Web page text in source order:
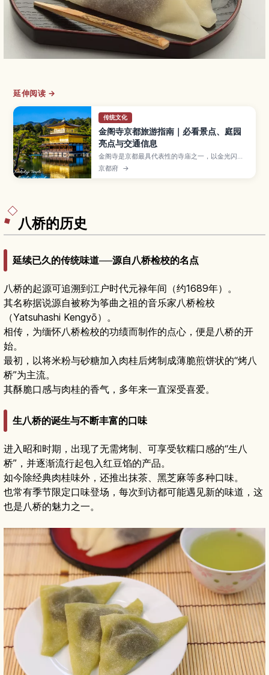
延伸阅读 →
传统文化
金阁寺京都旅游指南｜必看景点、庭园
亮点与交通信息
金阁寺是京都最具代表性的寺庙之一，以金光闪耀
的三层楼阁和倒映在池水中的景色闻名。本文将为
你介绍金阁寺的必看亮点、四季庭园风景、参观小
京都府 →
八桥的历史
延续已久的传统味道──源自八桥检校的名点
八桥的起源可追溯到江户时代元禄年间（约1689年）。
其名称据说源自被称为筝曲之祖的音乐家八桥检校
（Yatsuhashi Kengyō）。
相传，为缅怀八桥检校的功绩而制作的点心，便是八桥的开
始。
最初，以将米粉与砂糖加入肉桂后烤制成薄脆煎饼状的“烤八
桥”为主流。
其酥脆口感与肉桂的香气，多年来一直深受喜爱。
生八桥的诞生与不断丰富的口味
进入昭和时期，出现了无需烤制、可享受软糯口感的“生八
桥”，并逐渐流行起包入红豆馅的产品。
如今除经典肉桂味外，还推出抹茶、黑芝麻等多种口味。
也常有季节限定口味登场，每次到访都可能遇见新的味道，这
也是八桥的魅力之一。